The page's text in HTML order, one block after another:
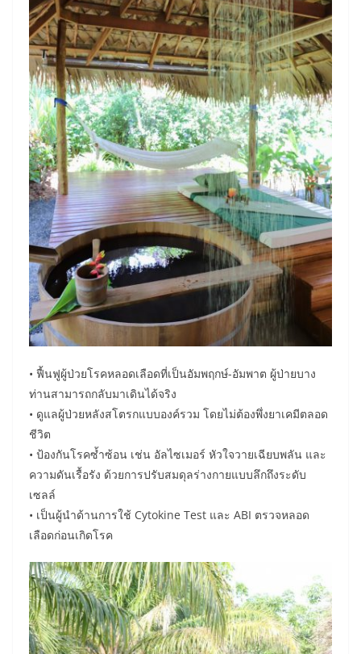
• ฟื้นฟูผู้ป่วยโรคหลอดเลือดที่เป็นอัมพฤกษ์-อัมพาต ผู้ป่ายบาง
ท่านสามารถกลับมาเดินได้จริง
• ดูแลผู้ป่วยหลังสโตรกแบบองค์รวม โดยไม่ต้องพึ่งยาเคมีตลอด
ชีวิต
• ป้องกันโรคซ้ำซ้อน เช่น อัลไซเมอร์ หัวใจวายเฉียบพลัน และ
ความดันเรื้อรัง ด้วยการปรับสมดุลร่างกายแบบลึกถึงระดับ
เซลล์
• เป็นผู้นำด้านการใช้ Cytokine Test และ ABI ตรวจหลอด
เลือดก่อนเกิดโรค